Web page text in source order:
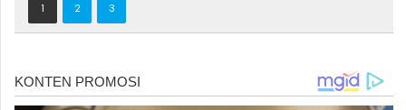
1 2 3